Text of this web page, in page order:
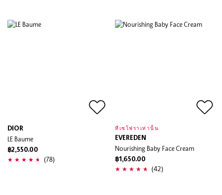
DIOR
LE Baume
฿2,550.00
(78)
ที่เซโฟราเท่านั้น
EVEREDEN
Nourishing Baby Face Cream
฿1,650.00
(42)